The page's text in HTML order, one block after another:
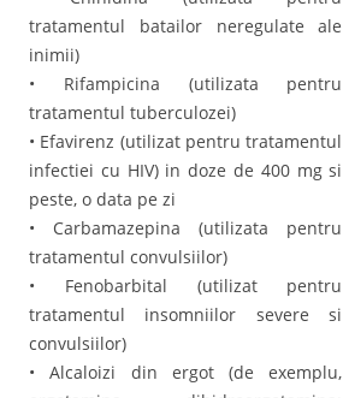
tratamentul batailor neregulate ale
inimii)
• Rifampicina (utilizata pentru
tratamentul tuberculozei)
• Efavirenz (utilizat pentru tratamentul
infectiei cu HIV) in doze de 400 mg si
peste, o data pe zi
• Carbamazepina (utilizata pentru
tratamentul convulsiilor)
• Fenobarbital (utilizat pentru
tratamentul insomniilor severe si
convulsiilor)
• Alcaloizi din ergot (de exemplu,